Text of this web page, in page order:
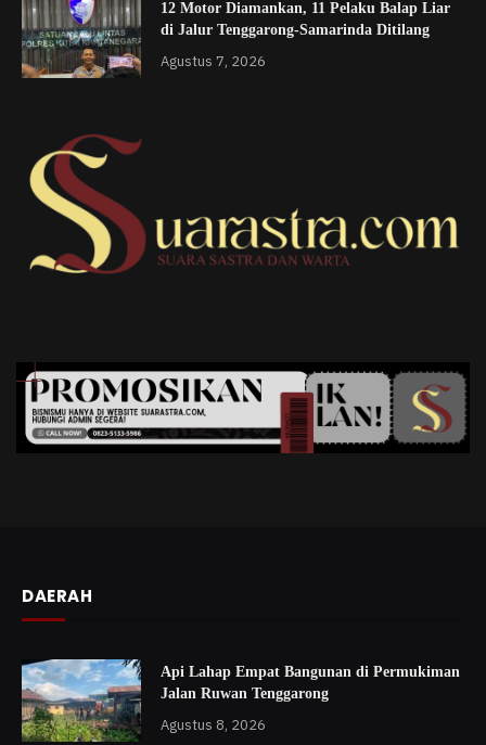
12 Motor Diamankan, 11 Pelaku Balap Liar
di Jalur Tenggarong-Samarinda Ditilang
Agustus 7, 2026
DAERAH
Api Lahap Empat Bangunan di Permukiman
Jalan Ruwan Tenggarong
Agustus 8, 2026